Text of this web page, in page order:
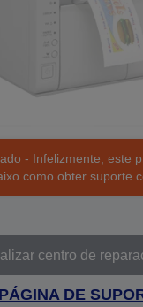
- Infelizmente, este
como obter suporte
centro de
DE